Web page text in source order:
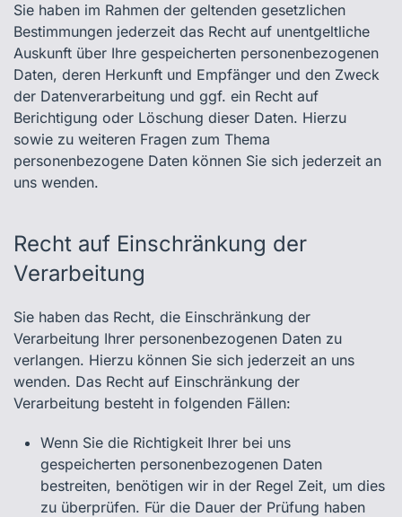
Sie haben im Rahmen der geltenden gesetzlichen
Bestimmungen jederzeit das Recht auf unentgeltliche
Auskunft über Ihre gespeicherten personenbezogenen
Daten, deren Herkunft und Empfänger und den Zweck
der Datenverarbeitung und ggf. ein Recht auf
Berichtigung oder Löschung dieser Daten. Hierzu
sowie zu weiteren Fragen zum Thema
personenbezogene Daten können Sie sich jederzeit an
uns wenden.
Recht auf Einschränkung der
Verarbeitung
Sie haben das Recht, die Einschränkung der
Verarbeitung Ihrer personenbezogenen Daten zu
verlangen. Hierzu können Sie sich jederzeit an uns
wenden. Das Recht auf Einschränkung der
Verarbeitung besteht in folgenden Fällen:
Wenn Sie die Richtigkeit Ihrer bei uns
gespeicherten personenbezogenen Daten
bestreiten, benötigen wir in der Regel Zeit, um dies
zu überprüfen. Für die Dauer der Prüfung haben